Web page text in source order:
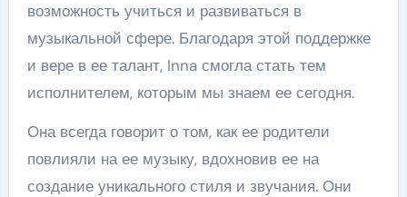
возможность учиться и развиваться в
музыкальной сфере. Благодаря этой поддержке
и вере в ее талант, Inna смогла стать тем
исполнителем, которым мы знаем ее сегодня.
Она всегда говорит о том, как ее родители
повлияли на ее музыку, вдохновив ее на
создание уникального стиля и звучания. Они